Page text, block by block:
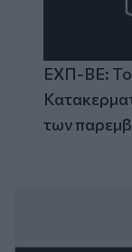
ΕΧΠ-ΒΕ: Το
των